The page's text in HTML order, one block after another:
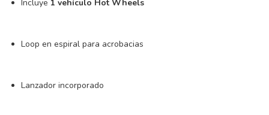
Incluye 1 vehículo Hot Wheels
Loop en espiral para acrobacias
Lanzador incorporado